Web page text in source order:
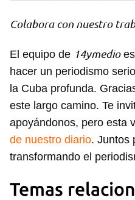
Para poder guardar como
Colabora con nuestro
El equipo de 14ymedio
hacer un periodismo
la Cuba profunda.
este largo camino. Te
apoyándonos, pero esta
de nuestro diario. Juntos
transformando el
Temas